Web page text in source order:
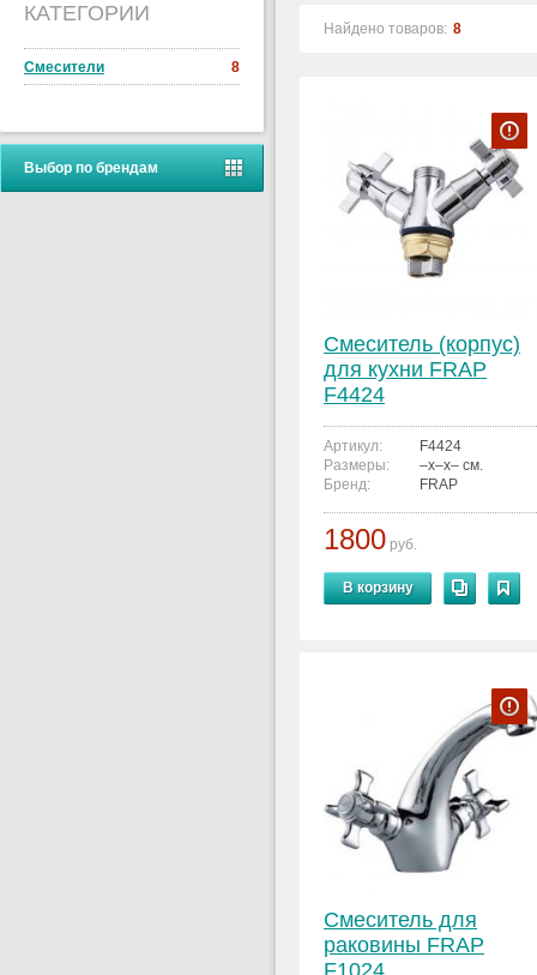
КАТЕГОРИИ
8
Смесители
Выбор по брендам
Найдено товаров: 8
Смеситель (корпус)
для кухни FRAP
F4424
Артикул:
F4424
Размеры:
–x–x– см.
Бренд:
FRAP
1800 руб.
В корзину
Смеситель для
раковины FRAP
F1024